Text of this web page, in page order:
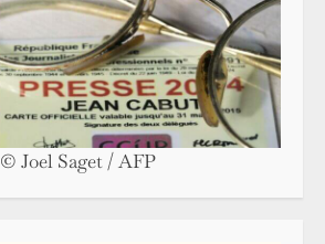
© Joel Saget / AFP